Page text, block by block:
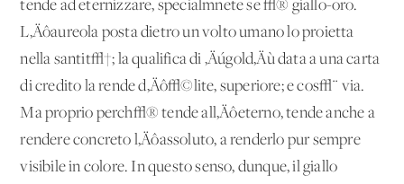
tende ad eternizzare, specialmnete se √® giallo-oro.
L‚Äôaureola posta dietro un volto umano lo proietta
nella santit√†; la qualifica di ‚Äúgold‚Äù data a una carta
di credito la rende d‚Äô√©lite, superiore; e cos√¨ via.
Ma proprio perch√® tende all‚Äôeterno, tende anche a
rendere concreto l‚Äôassoluto, a renderlo pur sempre
visibile in colore. In questo senso, dunque, il giallo